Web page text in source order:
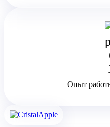
Опыт